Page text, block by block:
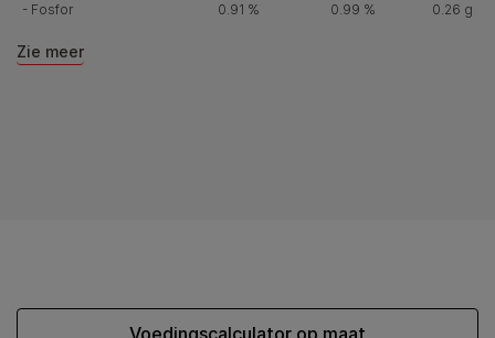
- Fosfor
0.91 % 0.99 % 0.26 g
Zie meer
Voedingscalculator op maat